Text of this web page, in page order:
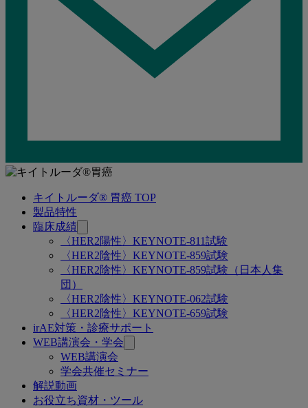
キイトルーダ® 胃癌 TOP
製品特性
臨床成績
〈HER2陽性〉KEYNOTE-811試験
〈HER2陰性〉KEYNOTE-859試験
〈HER2陰性〉KEYNOTE-859試験（日本人集
団）
〈HER2陰性〉KEYNOTE-062試験
〈HER2陰性〉KEYNOTE-659試験
irAE対策・診療サポート
WEB講演会・学会
WEB講演会
学会共催セミナー
解説動画
お役立ち資材・ツール